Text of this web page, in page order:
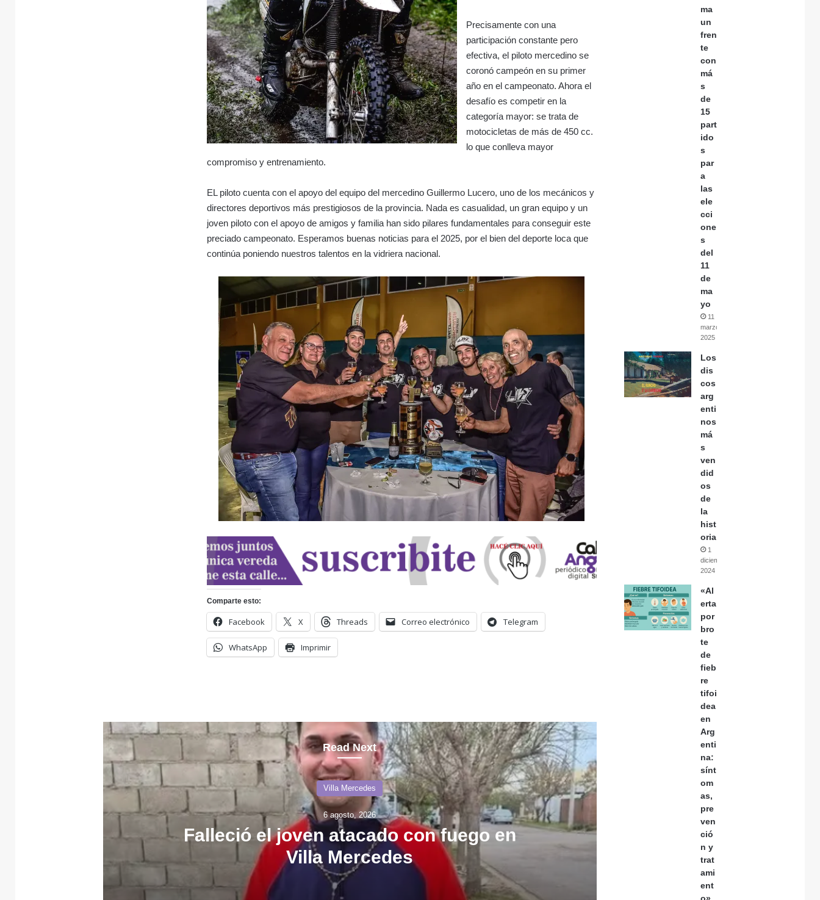
Precisamente con una
participación constante pero
efectiva, el piloto mercedino se
coronó campeón en su primer
año en el campeonato. Ahora el
desafío es competir en la
categoría mayor: se trata de
motocicletas de más de 450 cc.
lo que conlleva mayor
compromiso y entrenamiento.
EL piloto cuenta con el apoyo del equipo del mercedino Guillermo Lucero, uno de los mecánicos y
directores deportivos más prestigiosos de la provincia. Nada es casualidad, un gran equipo y un
joven piloto con el apoyo de amigos y familia han sido pilares fundamentales para conseguir este
preciado campeonato. Esperamos buenas noticias para el 2025, por el bien del deporte loca que
continúa poniendo nuestros talentos en la vidriera nacional.
Comparte esto:
Facebook X Threads Correo electrónico Telegram
WhatsApp Imprimir
Read Next
Villa Mercedes
6 agosto, 2026
Falleció el joven atacado con fuego en
Villa Mercedes
ma
un
fren
te
con
má
s
de
15
part
ido
s
par
a
las
ele
cci
one
s
del
11
de
ma
yo
11
marzo,
2025
Los
dis
cos
arg
enti
nos
má
s
ven
did
os
de
la
hist
oria
1
diciembre,
2024
«Al
erta
por
bro
te
de
fieb
re
tifoi
dea
en
Arg
enti
na:
sínt
om
as,
pre
ven
ció
n y
trat
ami
ent